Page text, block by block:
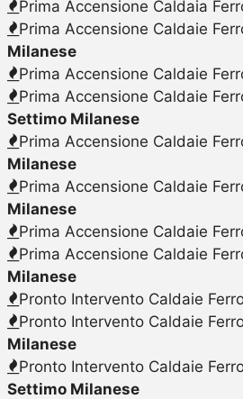
Prima Accensione Caldaia
Prima Accensione Caldaie
Milanese
Prima Accensione Caldaie
Prima Accensione Caldaie
Settimo Milanese
Prima Accensione Caldaie
Milanese
Prima Accensione Caldaie
Milanese
Prima Accensione Caldaie
Prima Accensione Caldaie
Milanese
Pronto Intervento Caldaie
Pronto Intervento Caldaie
Milanese
Pronto Intervento Caldaie
Settimo Milanese